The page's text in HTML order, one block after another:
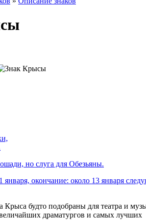
но слуга для Обезьяны.
января, окончание: около 13 января
Крыса будто подобраны для театра и
драматургов и самых лучших